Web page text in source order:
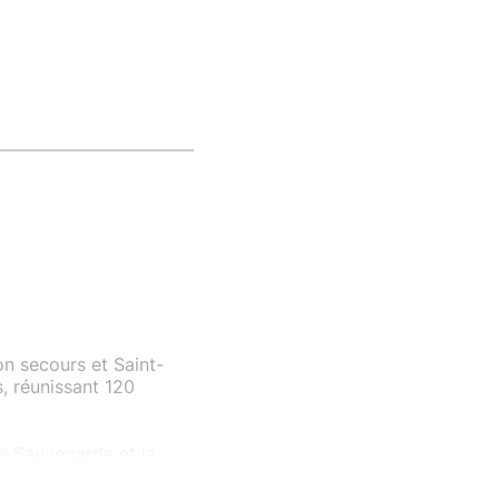
secours et Saint-
réunissant 120